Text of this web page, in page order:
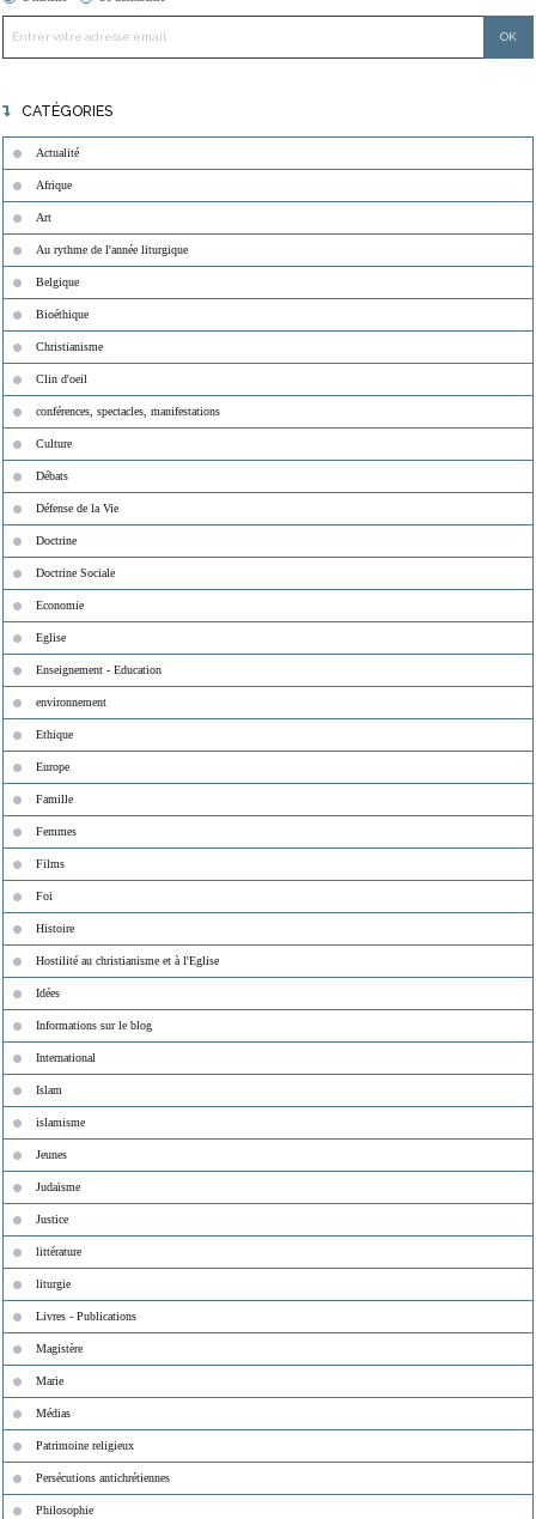
CATÉGORIES
Actualité
Afrique
Art
Au rythme de l'année liturgique
Belgique
Bioéthique
Christianisme
Clin d'oeil
conférences, spectacles, manifestations
Culture
Débats
Défense de la Vie
Doctrine
Doctrine Sociale
Economie
Eglise
Enseignement - Education
environnement
Ethique
Europe
Famille
Femmes
Films
Foi
Histoire
Hostilité au christianisme et à l'Eglise
Idées
Informations sur le blog
International
Islam
islamisme
Jeunes
Judaïsme
Justice
littérature
liturgie
Livres - Publications
Magistère
Marie
Médias
Patrimoine religieux
Persécutions antichrétiennes
Philosophie